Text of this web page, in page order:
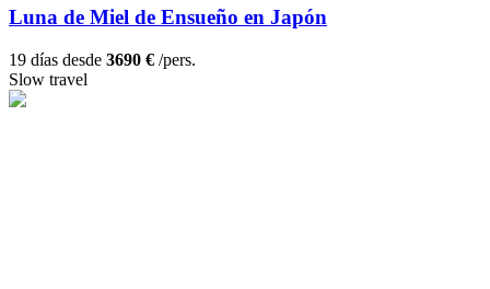
Luna de Miel de Ensueño en Japón
19 días desde 3690 € /pers.
Slow travel